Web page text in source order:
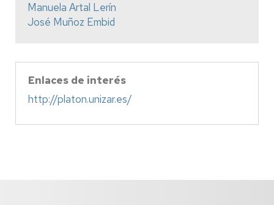
Manuela Artal Lerín
José Muñoz Embid
Enlaces de interés
http://platon.unizar.es/